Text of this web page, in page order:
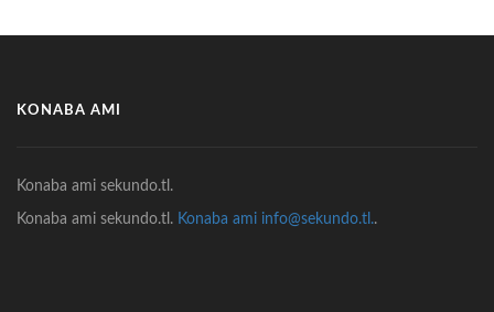
KONABA AMI
Konaba ami sekundo.tl.
Konaba ami sekundo.tl. Konaba ami info@sekundo.tl..